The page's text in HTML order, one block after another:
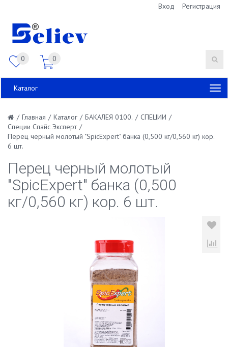
Вход Регистрация
0 0
Каталог
/ Главная / Каталог / БАКАЛЕЯ 0100. / СПЕЦИИ /
Специи Спайс Эксперт /
Перец черный молотый "SpicExpert" банка (0,500 кг/0,560 кг) кор.
6 шт.
Перец черный молотый
"SpicExpert" банка (0,500
кг/0,560 кг) кор. 6 шт.